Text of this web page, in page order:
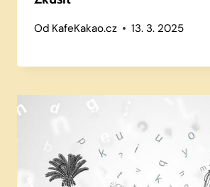
Od KafeKakao.cz 13. 3. 2025